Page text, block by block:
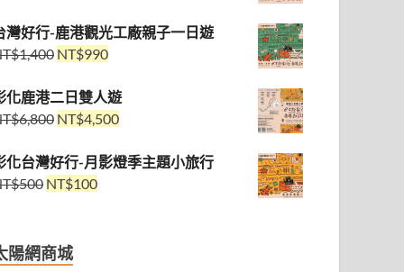
灣好行-鹿港觀光工廠親子一日遊
1,400 NT$990
化鹿港二日雙人遊
6,800 NT$4,500
化台灣好行-月影燈季主題小旅行
500 NT$100
陽網商城